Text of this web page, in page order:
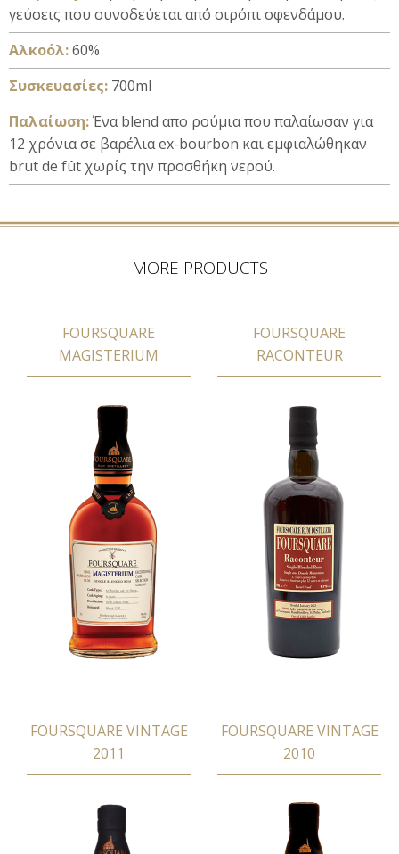
γεύσεις που συνοδεύεται από σιρόπι σφενδάμου.
Αλκοόλ:60%
Συσκευασίες: 700ml
Παλαίωση:Ένα blend απο ρούμια που παλαίωσαν για
12 χρόνια σε βαρέλια ex-bourbon και εμφιαλώθηκαν
brut de fût χωρίς την προσθήκη νερού.
MORE PRODUCTS
FOURSQUARE
MAGISTERIUM
FOURSQUARE
RACONTEUR
FOURSQUARE VINTAGE
2011
FOURSQUARE VINTAGE
2010